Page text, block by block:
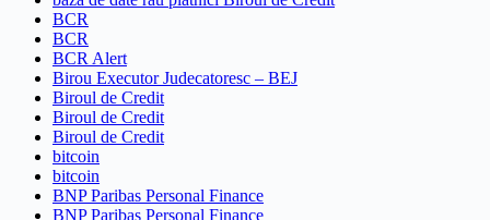
BCR
BCR
BCR Alert
Birou Executor Judecatoresc – BEJ
Biroul de Credit
Biroul de Credit
Biroul de Credit
bitcoin
bitcoin
BNP Paribas Personal Finance
BNP Paribas Personal Finance